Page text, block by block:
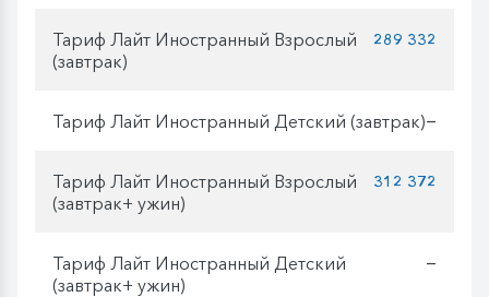
Тариф Лайт Иностранный Взрослый
(завтрак)
289 332
Тариф Лайт Иностранный Детский (завтрак)—
Тариф Лайт Иностранный Взрослый
(завтрак+ ужин)
312 372
Тариф Лайт Иностранный Детский
(завтрак+ ужин)
—